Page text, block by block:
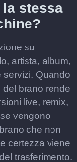
la stessa
su
artista, album,
servizi. Quando
del brano rende
live, remix,
vengono
che non
certezza viene
trasferimento.